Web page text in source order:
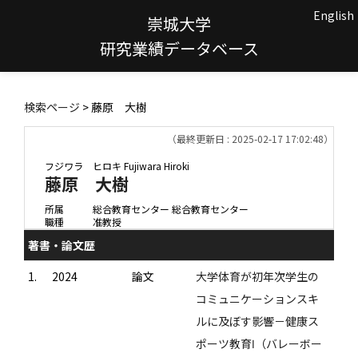
崇城大学
研究業績データベース
English
検索ページ > 藤原 大樹
（最終更新日 : 2025-02-17 17:02:48）
フジワラ ヒロキ Fujiwara Hiroki
藤原 大樹
所属
総合教育センター 総合教育センター
職種
准教授
著書・論文歴
1.
2024 論文
大学体育が初年次学生の
コミュニケーションスキ
ルに及ぼす影響－健康ス
ポーツ教育Ⅰ（バレーボー